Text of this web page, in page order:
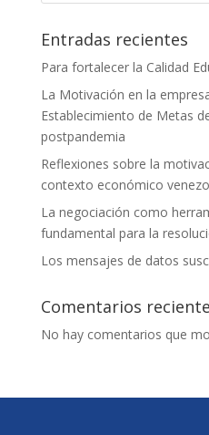
Entradas recientes
Para fortalecer la Calidad
La Motivación en la
Establecimiento de Metas
postpandemia
Reflexiones sobre la
contexto económico
La negociación como
fundamental para la
Los mensajes de datos
Comentarios
No hay comentarios que